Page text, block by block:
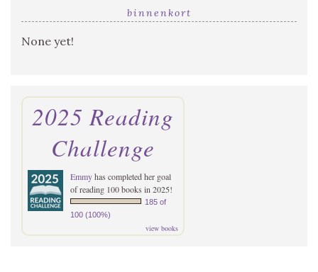
binnenkort
None yet!
2025 Reading
Challenge
Emmyhas completed her goal
of reading 100 books in 2025!
185 of
100 (100%)
view books